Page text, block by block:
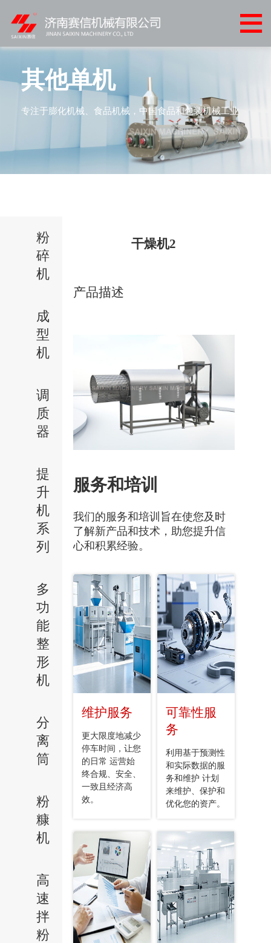
心
案
户
新
其他单机
专注于膨化机械、食品机械，中国食品和包装机械工业
粉
碎
机
成
型
机
调
质
器
提
升
机
系
列
多
功
能
整
形
机
分
离
筒
粉
糠
机
高
速
拌
粉
干燥机2
产品描述
服务和培训
我们的服务和培训旨在使您及时
了解新产品和技术，助您提升信
心和积累经验。
维护服务
更大限度地减少
停车时间，让您
的日常 运营始
终合规、安全、
一致且经济高
效。
可靠性服
务
利用基于预测性
和实际数据的服
务和维护 计划
来维护、保护和
优化您的资产。